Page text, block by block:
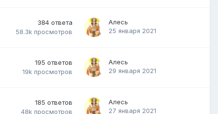
384 ответа
58.3k просмотров
Алесь
25 января 2021
195 ответов
19k просмотров
Алесь
29 января 2021
185 ответов
48k просмотров
Алесь
27 января 2021